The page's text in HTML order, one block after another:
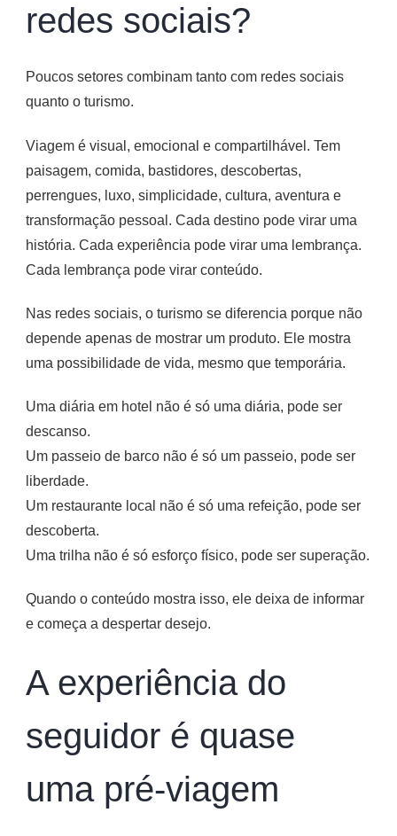
redes sociais?
Poucos setores combinam tanto com redes sociais
quanto o turismo.
Viagem é visual, emocional e compartilhável. Tem
paisagem, comida, bastidores, descobertas,
perrengues, luxo, simplicidade, cultura, aventura e
transformação pessoal. Cada destino pode virar uma
história. Cada experiência pode virar uma lembrança.
Cada lembrança pode virar conteúdo.
Nas redes sociais, o turismo se diferencia porque não
depende apenas de mostrar um produto. Ele mostra
uma possibilidade de vida, mesmo que temporária.
Uma diária em hotel não é só uma diária, pode ser
descanso.
Um passeio de barco não é só um passeio, pode ser
liberdade.
Um restaurante local não é só uma refeição, pode ser
descoberta.
Uma trilha não é só esforço físico, pode ser superação.
Quando o conteúdo mostra isso, ele deixa de informar
e começa a despertar desejo.
A experiência do
seguidor é quase
uma pré-viagem